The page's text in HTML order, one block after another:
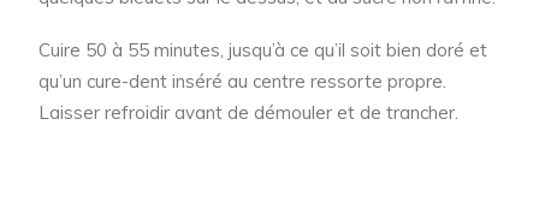
Cuire 50 à 55 minutes, jusqu’à ce qu’il soit bien doré et
qu’un cure-dent inséré au centre ressorte propre.
Laisser refroidir avant de démouler et de trancher.